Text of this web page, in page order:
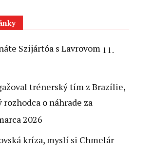
Szijártóa s Lavrovom 11.
trénerský tím z Brazílie,
o náhrade za
2026
kríza, myslí si Chmelár